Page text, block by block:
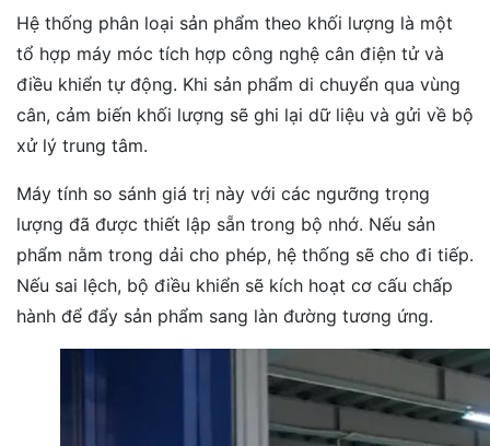
Hệ thống phân loại sản phẩm theo khối lượng là một
tổ hợp máy móc tích hợp công nghệ cân điện tử và
điều khiển tự động. Khi sản phẩm di chuyển qua vùng
cân, cảm biến khối lượng sẽ ghi lại dữ liệu và gửi về bộ
xử lý trung tâm.
Máy tính so sánh giá trị này với các ngưỡng trọng
lượng đã được thiết lập sẵn trong bộ nhớ. Nếu sản
phẩm nằm trong dải cho phép, hệ thống sẽ cho đi tiếp.
Nếu sai lệch, bộ điều khiển sẽ kích hoạt cơ cấu chấp
hành để đẩy sản phẩm sang làn đường tương ứng.